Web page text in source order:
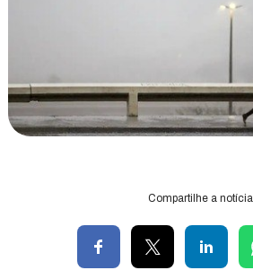
Compartilhe a notícia